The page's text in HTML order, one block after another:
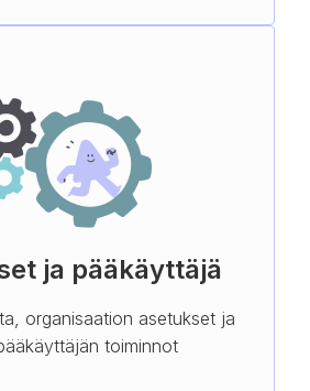
ja pääkäyttäjä
organisaation asetukset ja
toiminnot